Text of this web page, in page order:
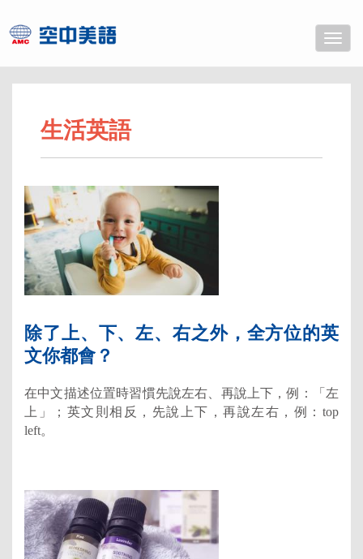
Toggle
生活英語
除了上、下、左、右之外，全方位的英
文你都會？
在中文描述位置時習慣先說左右、再說上下，例：「左
上」；英文則相反，先說上下，再說左右，例：top
left。